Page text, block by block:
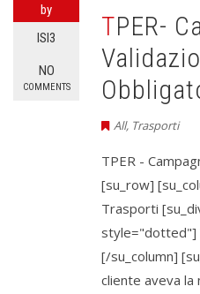
by
ISI3
NO
COMMENTS
TPER- Campagna
All, Trasporti
TPER -
[su_row]
Trasporti
style="dotted"]
[/su_column]
cliente aveva la